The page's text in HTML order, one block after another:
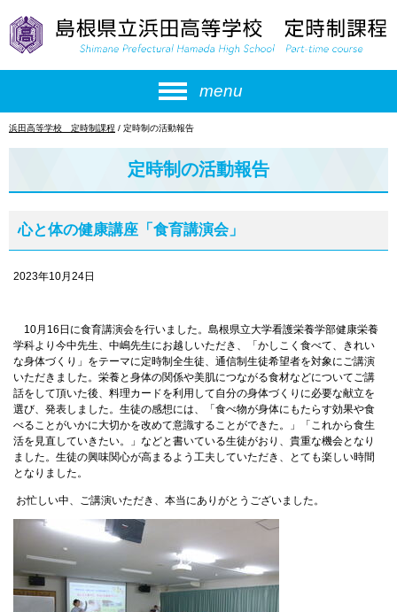
menu
現
浜田高等学校 定時制課程 / 定時制の活動報告
定時制の活動報告
心と体の健康講座「食育講演会」
2023年10月24日
10月16日に食育講演会を行いました。島根県立大学看護栄養学部健康栄養
学科より今中先生、中嶋先生にお越しいただき、「かしこく食べて、きれい
な身体づくり」をテーマに定時制全生徒、通信制生徒希望者を対象にご講演
いただきました。栄養と身体の関係や美肌につながる食材などについてご講
話をして頂いた後、料理カードを利用して自分の身体づくりに必要な献立を
選び、発表しました。生徒の感想には、「食べ物が身体にもたらす効果や食
べることがいかに大切かを改めて意識することができた。」「これから食生
活を見直していきたい。」などと書いている生徒がおり、貴重な機会となり
ました。生徒の興味関心が高まるよう工夫していただき、とても楽しい時間
となりました。
お忙しい中、ご講演いただき、本当にありがとうございました。